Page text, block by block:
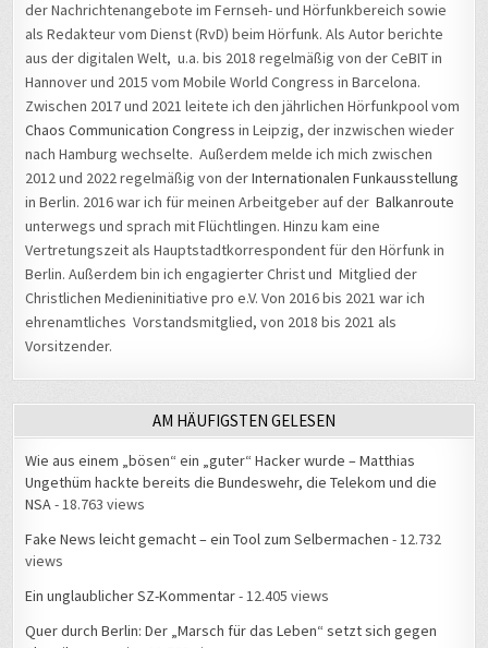
der Nachrichtenangebote im Fernseh- und Hörfunkbereich sowie
als Redakteur vom Dienst (RvD) beim Hörfunk. Als Autor berichte
aus der digitalen Welt, u.a. bis 2018 regelmäßig von der CeBIT in
Hannover und 2015 vom Mobile World Congress in Barcelona.
Zwischen 2017 und 2021 leitete ich den jährlichen Hörfunkpool vom
Chaos Communication Congress in Leipzig, der inzwischen wieder
nach Hamburg wechselte. Außerdem melde ich mich zwischen
2012 und 2022 regelmäßig von derInternationalen Funkausstellung
in Berlin. 2016 war ich für meinen Arbeitgeber auf derBalkanroute
unterwegs und sprach mit Flüchtlingen. Hinzu kam eine
Vertretungszeit als Hauptstadtkorrespondent für den Hörfunk in
Berlin. Außerdem bin ich engagierter Christ und Mitglied der
Christlichen Medieninitiative pro e.V. Von 2016 bis 2021 war ich
ehrenamtliches Vorstandsmitglied, von 2018 bis 2021 als
Vorsitzender.
AM HÄUFIGSTEN GELESEN
Wie aus einem „bösen“ ein „guter“ Hacker wurde – Matthias
Ungethüm hackte bereits die Bundeswehr, die Telekom und die
NSA- 18.763 views
Fake News leicht gemacht – ein Tool zum Selbermachen - 12.732
views
Ein unglaublicher SZ-Kommentar- 12.405 views
Quer durch Berlin: Der „Marsch für das Leben“ setzt sich gegen